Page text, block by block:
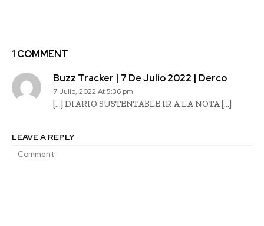
1 COMMENT
Buzz Tracker | 7 De Julio 2022 | Derco
7 Julio, 2022 At 5:36 pm
[…] DIARIO SUSTENTABLE IR A LA NOTA […]
LEAVE A REPLY